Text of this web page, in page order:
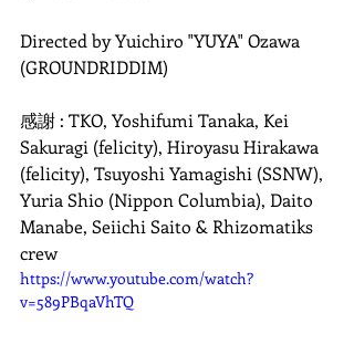
Directed by Yuichiro "YUYA" Ozawa
(GROUNDRIDDIM)
感謝 : TKO, Yoshifumi Tanaka, Kei
Sakuragi (felicity), Hiroyasu Hirakawa
(felicity), Tsuyoshi Yamagishi (SSNW),
Yuria Shio (Nippon Columbia), Daito
Manabe, Seiichi Saito & Rhizomatiks
crew
https://www.youtube.com/watch?
v=589PBqaVhTQ